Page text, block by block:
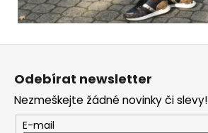
Z
Odebírat newsletter
Nezmeškejte žádné novinky či slevy!
E-mail